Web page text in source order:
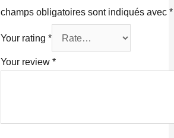
champs obligatoires sont indiqués avec*
Your rating*
Your review*